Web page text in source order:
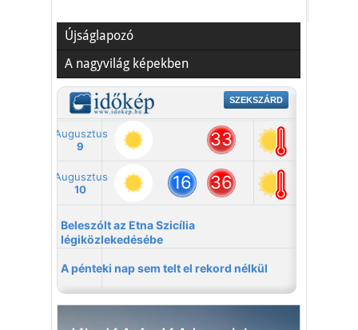
Újságlapozó
A nagyvilág képekben